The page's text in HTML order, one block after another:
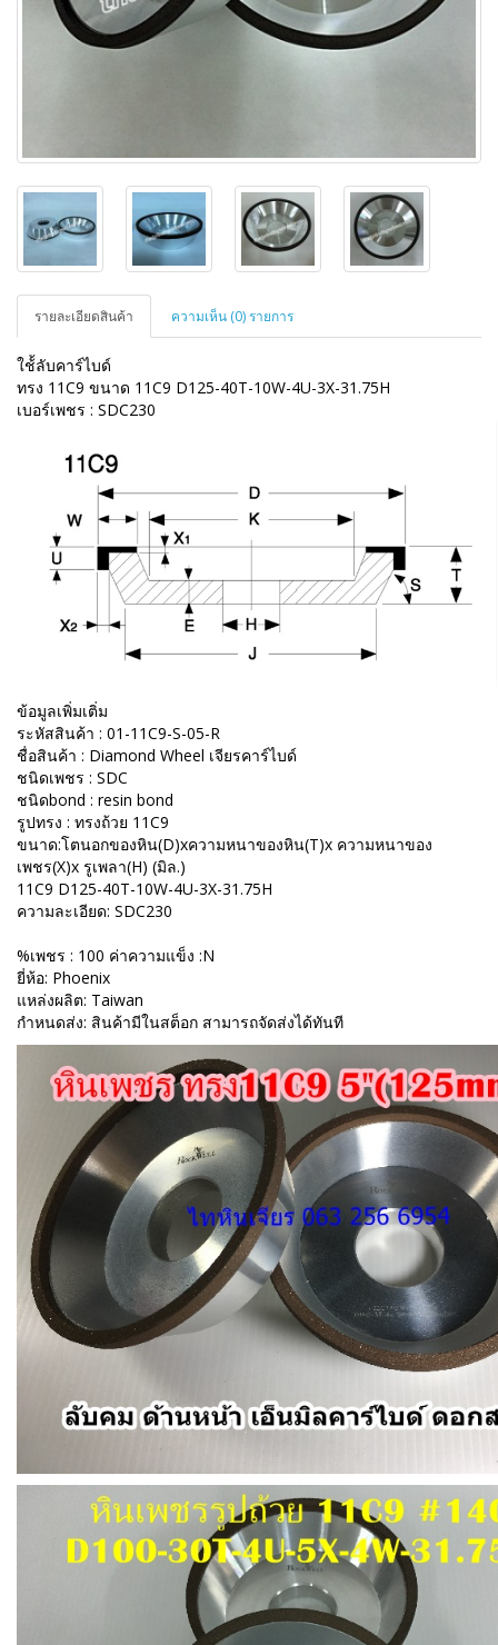
รายละเอียดสินค้า ความเห็น (0) รายการ
ใช้้ลับคาร์ไบด์
ทรง 11C9 ขนาด 11C9 D125-40T-10W-4U-3X-31.75H
เบอร์เพชร : SDC230
ข้อมูลเพิ่มเติ่ม
ระหัสสินค้า : 01-11C9-S-05-R
ชื่อสินค้า : Diamond Wheel เจียรคาร์ไบด์
ชนิดเพชร : SDC
ชนิดbond : resin bond
รูปทรง : ทรงถ้วย 11C9
ขนาด:โตนอกของหิน(D)xความหนาของหิน(T)x ความหนาของ
เพชร(X)x รูเพลา(H) (มิล.)
11C9 D125-40T-10W-4U-3X-31.75H
ความละเอียด: SDC230
%เพชร : 100 ค่าความแข็ง :N
ยี่ห้อ: Phoenix
แหล่งผลิต: Taiwan
กำหนดส่ง: สินค้ามีในสต็อก สามารถจัดส่งได้ทันที